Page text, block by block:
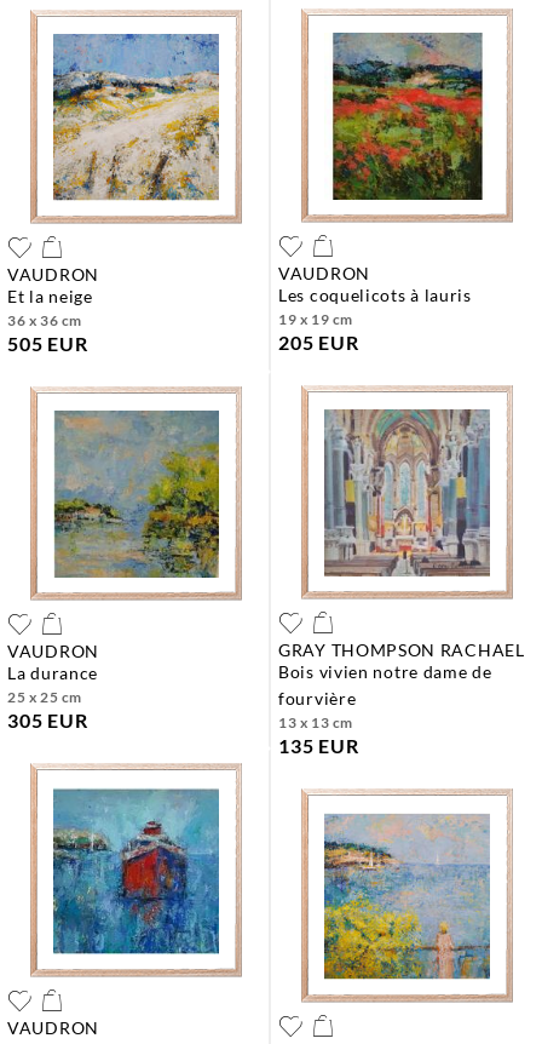
VAUDRON
et la neige
36 x 36 cm
505 EUR
VAUDRON
les coquelicots à lauris
19 x 19 cm
205 EUR
VAUDRON
la durance
25 x 25 cm
305 EUR
GRAY THOMPSON RACHAEL
bois vivien notre dame de
fourvière
13 x 13 cm
135 EUR
VAUDRON